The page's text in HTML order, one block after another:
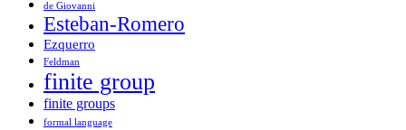
de Giovanni
Esteban-Romero
Ezquerro
Feldman
finite group
finite groups
formal language